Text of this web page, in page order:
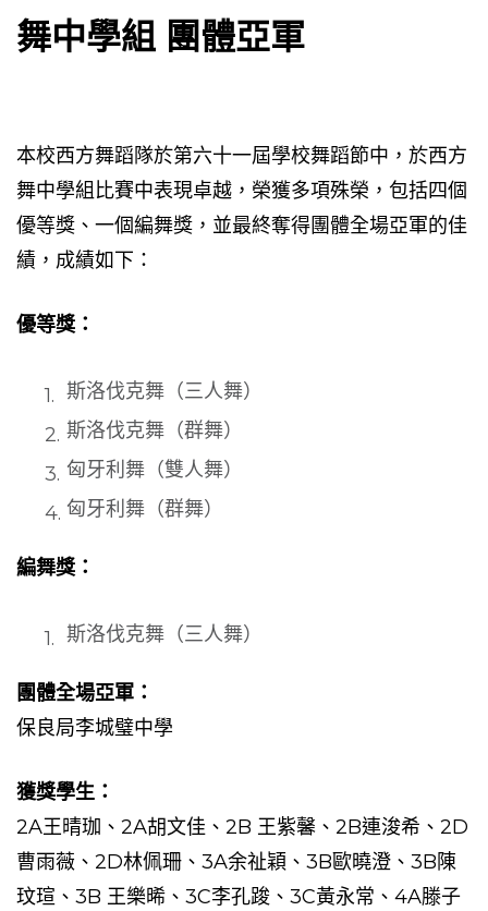
舞中學組 團體亞軍
本校西方舞蹈隊於第六十一屆學校舞蹈節中，於西方
舞中學組比賽中表現卓越，榮獲多項殊榮，包括四個
優等獎、一個編舞獎，並最終奪得團體全場亞軍的佳
績，成績如下：
優等獎：
斯洛伐克舞（三人舞）
斯洛伐克舞（群舞）
匈牙利舞（雙人舞）
匈牙利舞（群舞）
編舞獎：
斯洛伐克舞（三人舞）
團體全場亞軍：
保良局李城璧中學
獲獎學生：
2A王晴珈、2A胡文佳、2B 王紫馨、2B連浚希、2D
曹雨薇、2D林佩珊、3A余祉穎、3B歐曉澄、3B陳
玟瑄、3B 王樂晞、3C李孔踆、3C黃永常、4A滕子